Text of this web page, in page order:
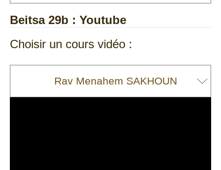
Beitsa 29b : Youtube
Choisir un cours vidéo :